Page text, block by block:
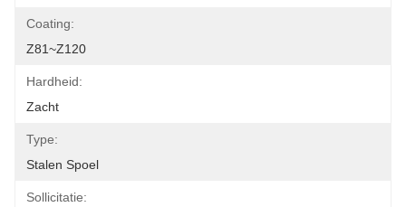
Coating:
Z81~Z120
Hardheid:
Zacht
Type:
Stalen Spoel
Sollicitatie: